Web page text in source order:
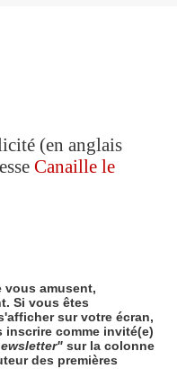
(en anglais
Canaille le
vous amusent,
Si vous êtes
sur votre écran,
comme invité(e)
sur la colonne
des premières